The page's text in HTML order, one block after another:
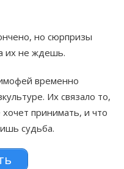
но сюрпризы
их не ждешь.
временно
Их связало то,
принимать, и что
судьба.